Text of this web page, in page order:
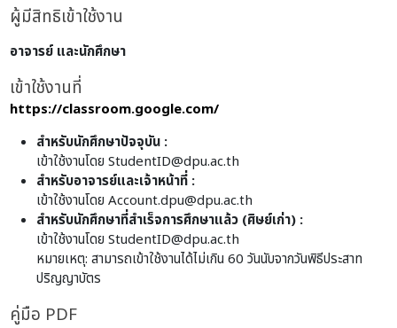
ผู้มีสิทธิเข้าใช้งาน
อาจารย์ และนักศึกษา
เข้าใช้งานที่
https://classroom.google.com/
สำหรับนักศึกษาปัจจุบัน :
เข้าใช้งานโดยStudentID@dpu.ac.th
สำหรับอาจารย์และเจ้าหน้าที่ :
เข้าใช้งานโดยAccount.dpu@dpu.ac.th
สำหรับนักศึกษาที่สำเร็จการศึกษาแล้ว (ศิษย์เก่า) :
เข้าใช้งานโดยStudentID@dpu.ac.th
หมายเหตุ: สามารถเข้าใช้งานได้ไม่เกิน 60 วันนับจากวันพิธีประสาท
ปริญญาบัตร
คู่มือ PDF